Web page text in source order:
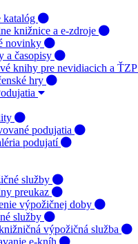
katalóg
knižnice a e-zdroje
novinky
a časopisy
knihy pre nevidiacich a ŤZP
hry
podujatia
podujatí
služby
preukaz
výpožičnej doby
služby
výpožičná služba
e-kníh